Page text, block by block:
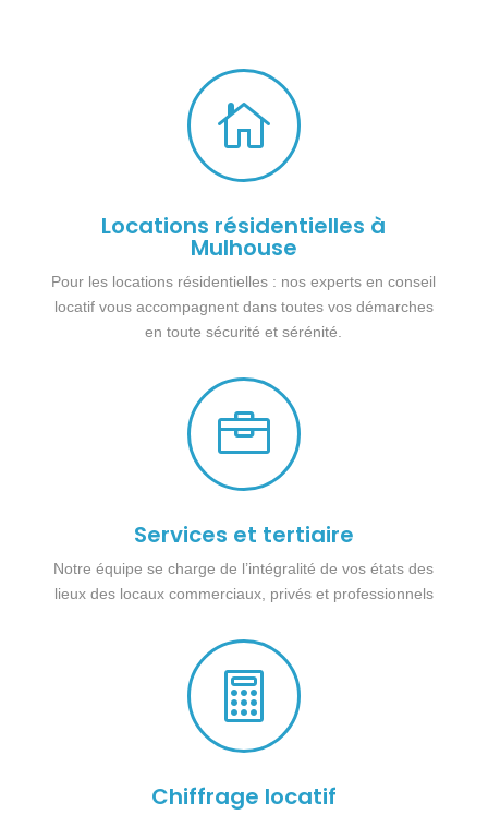

Locations résidentielles à
Mulhouse
Pour les locations résidentielles : nos experts en conseil
locatif vous accompagnent dans toutes vos démarches
en toute sécurité et sérénité.

Services et tertiaire
Notre équipe se charge de l’intégralité de vos états des
lieux des locaux commerciaux, privés et professionnels

Chiffrage locatif